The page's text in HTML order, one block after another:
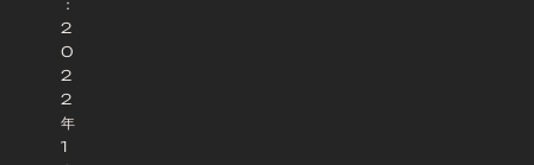
：
2
0
2
2
年
1